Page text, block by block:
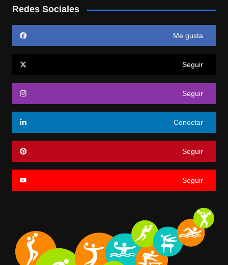
Redes Sociales
Me gusta
Seguir
Seguir
Conectar
Seguir
Seguir